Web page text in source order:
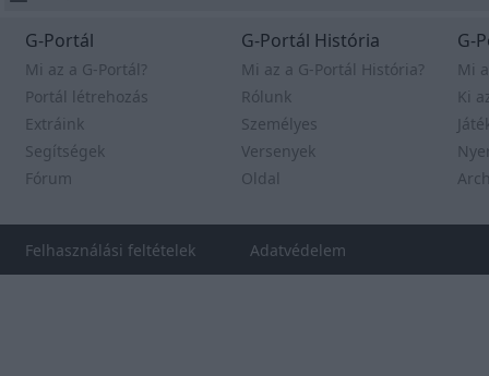
G-Portál
Mi az a G-Portál?
Portál létrehozás
Extráink
Segítségek
Fórum
G-Portál História
Mi az a G-Portál História?
Rólunk
Személyes
Versenyek
Oldal
G-
Mi
Ki
Felhasználási feltételek Adatvédelem